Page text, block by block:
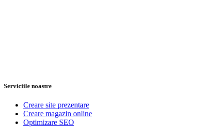
Serviciile noastre
Creare site prezentare
Creare magazin online
Optimizare SEO